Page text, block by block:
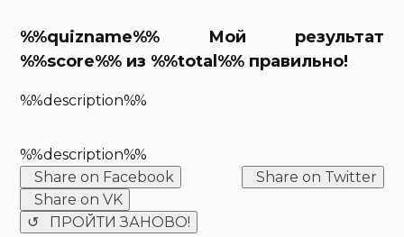
%%quizname%% Мой результат
%%score%% из %%total%% правильно!
%%description%%
%%description%%
Share on Facebook
Share on Twitter
Share on VK
↺ ПРОЙТИ ЗАНОВО!